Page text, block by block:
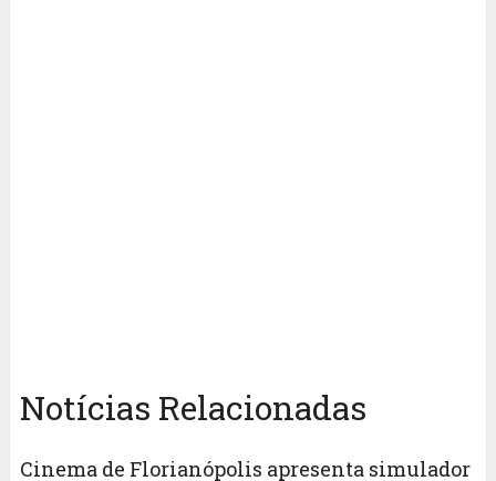
Notícias Relacionadas
Cinema de Florianópolis apresenta simulador